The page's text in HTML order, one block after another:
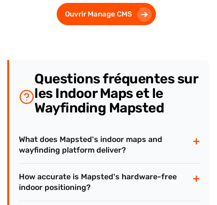
Ouvrir Manage CMS
Questions fréquentes sur
les Indoor Maps et le
Wayfinding Mapsted
What does Mapsted's indoor maps and
wayfinding platform deliver?
+
How accurate is Mapsted's hardware-free
indoor positioning?
+